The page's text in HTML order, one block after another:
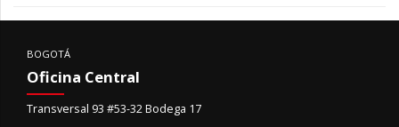
BOGOTÁ
Oficina Central
Transversal 93 #53-32 Bodega 17